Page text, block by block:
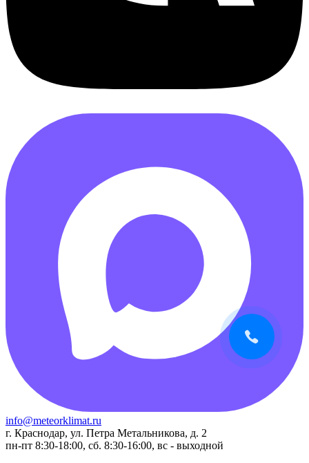
info@meteorklimat.ru
г. Краснодар, ул. Петра Метальникова, д. 2
пн-пт 8:30-18:00, сб. 8:30-16:00, вс - выходной